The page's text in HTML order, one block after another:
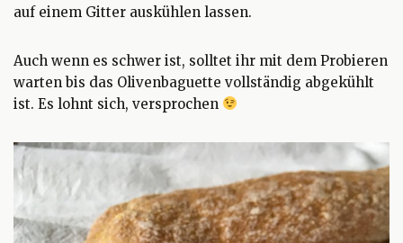
auf einem Gitter auskühlen lassen.
Auch wenn es schwer ist, solltet ihr mit dem Probieren
warten bis das Olivenbaguette vollständig abgekühlt
ist. Es lohnt sich, versprochen